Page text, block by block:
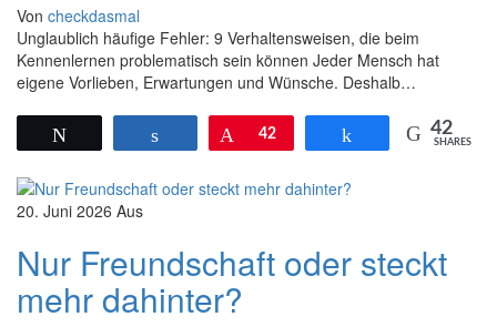
Von checkdasmal
Unglaublich häufige Fehler: 9 Verhaltensweisen, die beim
Kennenlernen problematisch sein können Jeder Mensch hat
eigene Vorlieben, Erwartungen und Wünsche. Deshalb…
Pin
42 Teilen 42
SHARES
20. Juni 2026 Aus
Nur Freundschaft oder steckt
mehr dahinter?